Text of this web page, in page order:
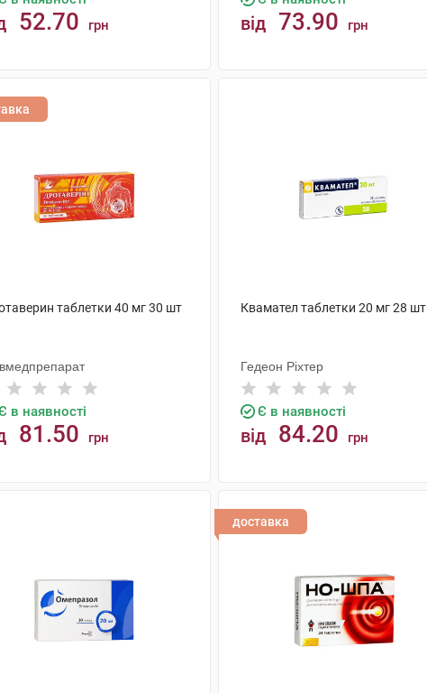
52.70 грн від 73.90 грн
таблетки 40 мг 30 шт
в наявності
81.50 грн
Квамател таблетки 20 мг 28 шт
Гедеон Ріхтер
Є в наявності
від 84.20 грн
доставка